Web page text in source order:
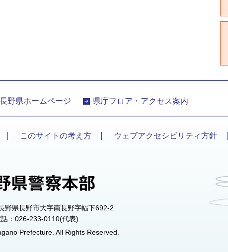
長野県ホームページ 県庁フロア・アクセス案内
このサイトの考え方 ウェブアクセシビリティ方針
野県長野市大字南長野字幅下692-2
話：026-233-0110(代表)
Prefecture. All Rights Reserved.